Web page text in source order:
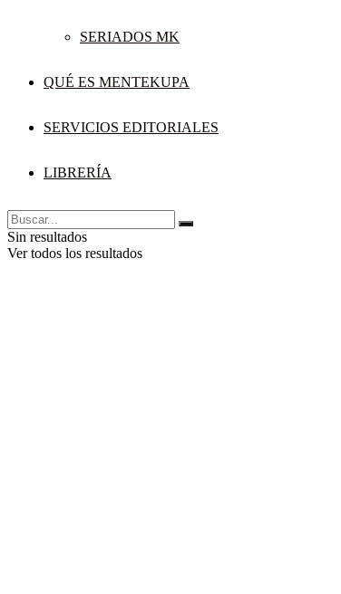
SERIADOS MK
QUÉ ES MENTEKUPA
SERVICIOS EDITORIALES
LIBRERÍA
Sin resultados
Ver todos los resultados